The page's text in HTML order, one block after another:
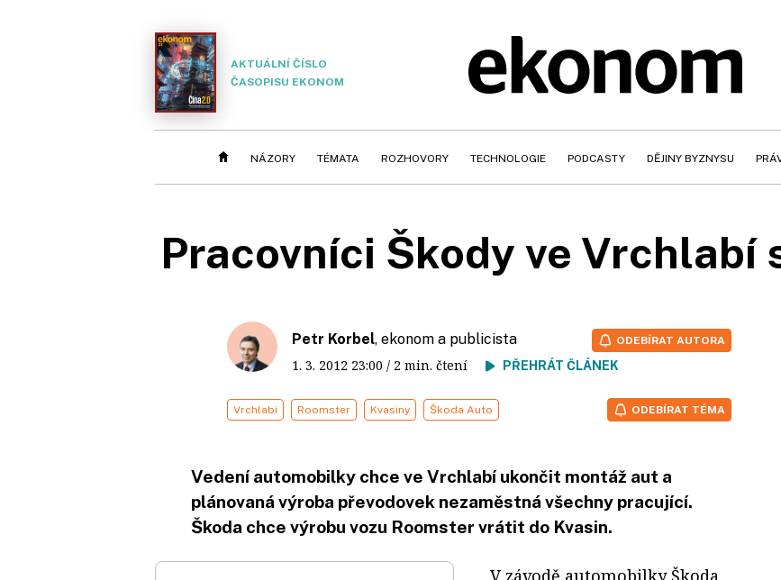
AKTUÁLNÍ ČÍSLO
ČASOPISU EKONOM
NÁZORY TÉMATA ROZHOVORY TECHNOLOGIE PODCASTY DĚJINY BYZNYSU
Pracovníci Škody ve Vrchlabí
Petr Korbel, ekonom a publicista
1. 3. 2012 23:00 / 2 min. čtení PŘEHRÁT ČLÁNEK
ODEBÍRAT AUTORA
Vrchlabí Roomster Kvasiny Škoda Auto ODEBÍRAT TÉMA
Vedení automobilky chce ve Vrchlabí ukončit montáž aut a
plánovaná výroba převodovek nezaměstná všechny pracující.
Škoda chce výrobu vozu Roomster vrátit do Kvasin.
V závodě automobilky Škoda